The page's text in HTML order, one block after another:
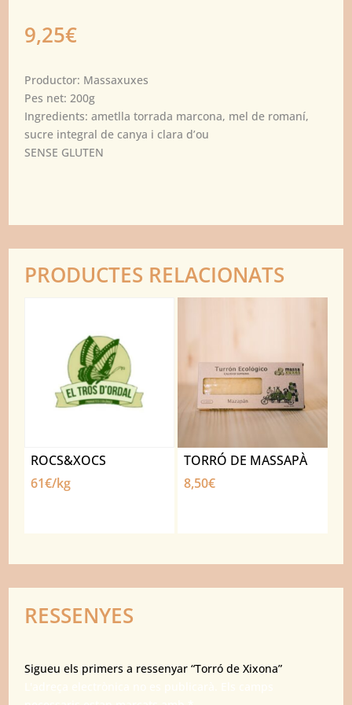
9,25€
Productor: Massaxuxes
Pes net: 200g
Ingredients: ametlla torrada marcona, mel de romaní,
sucre integral de canya i clara d’ou
SENSE GLUTEN
PRODUCTES RELACIONATS
ROCS&XOCS
61€/kg
TORRÓ DE MASSAPÀ
8,50€
RESSENYES
Sigueu els primers a ressenyar “Torró de Xixona”